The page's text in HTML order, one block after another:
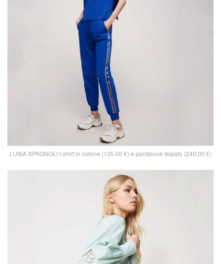
LUISA SPAGNOLI t-shirt in cotone (125,00 €) e pantalone felpato (240,00 €)